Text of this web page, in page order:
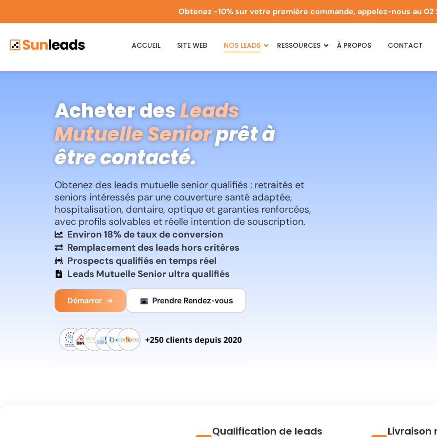
Obtenez -10% sur votre première commande, appelez-nous au 02
ACCUEIL SITE WEB NOS LEADS RESSOURCES À PROPOS CONTACT
Acheter desLeads
Mutuelle Seniorprêt à
être contacté.
Obtenez des leads mutuelle senior qualifiés : retraités et
seniors intéressés par une couverture santé adaptée,
hospitalisation, dentaire, optique et garanties renforcées,
avec profils solvables et réelle intention de souscription.
Environ 18% de taux de conversion
Remplacement des leads hors critères
Prospects qualifiés en temps réel
Leads Mutuelle Senior ultra qualifiés
Démarrer → 📅 Prendre Rendez-vous
Qualification de leads Livraison